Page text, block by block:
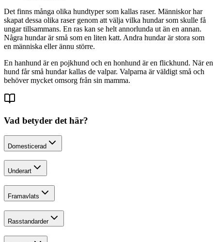
Det finns många olika hundtyper som kallas raser. Människor har
skapat dessa olika raser genom att välja vilka hundar som skulle få
ungar tillsammans. En ras kan se helt annorlunda ut än en annan.
Några hundar är små som en liten katt. Andra hundar är stora som
en människa eller ännu större.
En hanhund är en pojkhund och en honhund är en flickhund. När en
hund får små hundar kallas de valpar. Valparna är väldigt små och
behöver mycket omsorg från sin mamma.
Vad betyder det här?
Domesticerad
Underart
Framavlats
Rasstandarder